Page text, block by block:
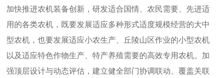
加快推进农机装备创新，研发适合国情、农民需要、先进适
用的各类农机，既要发展适应多种形式适度规模经营的大中
型农机，也要发展适应小农生产、丘陵山区作业的小型农机
以及适应特色作物生产、特产养殖需要的高效专用农机。加
强顶层设计与动态评估，建立健全部门协调联动、覆盖关联